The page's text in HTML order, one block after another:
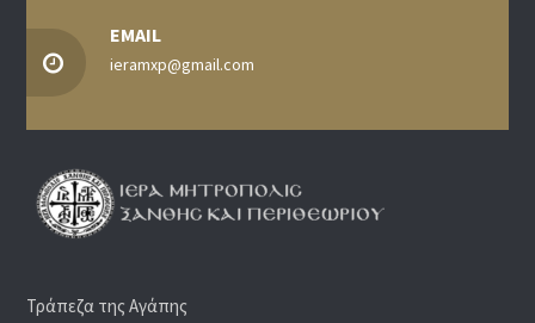
EMAIL
ieramxp@gmail.com
Τράπεζα της Αγάπης